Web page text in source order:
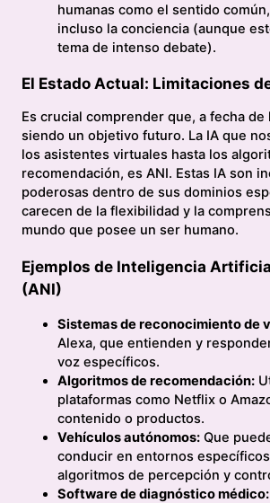
humanas como el sentido
incluso la conciencia (aunque
tema de intenso debate).
El Estado Actual: Limitaciones
Es crucial comprender que, a fecha de
siendo un objetivo futuro. La IA que
los asistentes virtuales hasta los
recomendación, es ANI. Estas IA son
poderosas dentro de sus dominios
carecen de la flexibilidad y la
mundo que posee un ser humano.
Ejemplos de Inteligencia
(ANI)
Sistemas de reconocimiento de
Alexa, que entienden y
voz específicos.
Algoritmos de recomendación:
plataformas como Netflix o
contenido o productos.
Vehículos autónomos: Que
conducir en entornos
algoritmos de percepción y
Software de diagnóstico médico: